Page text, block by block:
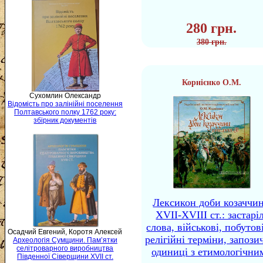
Сухомлин Олександр
Відомість про залінійні поселення
Полтавського полку 1762 року:
збірник документів
Осадчий Евгений, Коротя Алексей
Археологія Сумщини. Пам’ятки
селітроварного виробництва
Південної Сіверщини XVII ст.
280 грн.
380 грн.
Корнієнко О.М.
Лексикон доби
XVII-XVIII ст.:
слова, військові,
релігійні терміни,
одиниці з